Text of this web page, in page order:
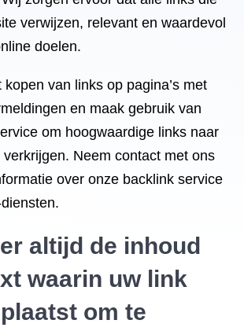
verwijzen, relevant en waardevol
doelen.
van links op pagina’s met
en maak gebruik van
om hoogwaardige links naar
Neem contact met ons
over onze backlink service
altijd de inhoud
waarin uw link
om te